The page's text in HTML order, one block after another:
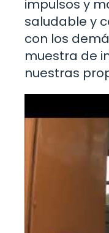
impulsos y
saludable y
con los
muestra de
nuestras